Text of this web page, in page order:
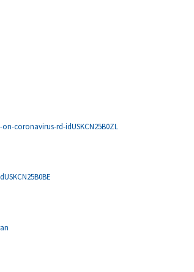
coronavirus-rd-idUSKCN25B0ZL